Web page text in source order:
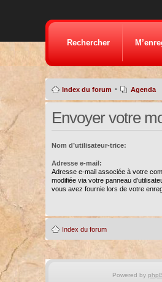
Rechercher
Index du forum • Agenda
Envoyer votre
Nom d’utilisateur-trice:
Adresse e-mail:
Adresse e-mail associée à votre
modifiée via votre panneau
vous avez fournie lors de votre
Index du forum
Powered by